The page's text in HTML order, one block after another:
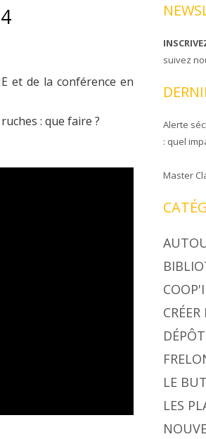
et de la conférence en
: que faire ?
suivez
Alerte
: quel
Master
LE
LES